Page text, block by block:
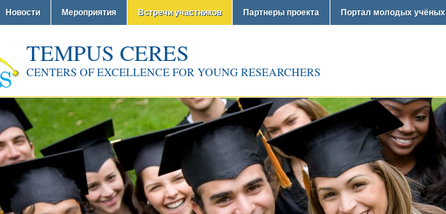
Новости Мероприятия Встречи участников Партнеры проекта Портал молодых учёных
TEMPUS CERES
CENTERS OF EXCELLENCE FOR YOUNG RESEARCHERS